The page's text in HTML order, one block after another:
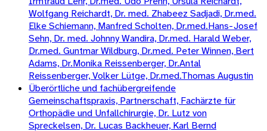
Wolfgang Reichardt, Dr. med. Zhabeez Sadjadi, Dr.med.
Elke Schiemann, Manfred Scholten, Dr.med.Hans-Josef
Sehn, Dr. med. Johnny Wandira, Dr.med. Harald Weber,
Dr.med. Guntmar Wildburg, Dr.med. Peter Winnen, Bert
Adams, Dr.Monika Reissenberger, Dr.Antal
Reissenberger, Volker Lütge, Dr.med.Thomas Augustin
Überörtliche und fachübergreifende
Gemeinschaftspraxis, Partnerschaft, Fachärzte für
Orthopädie und Unfallchirurgie, Dr. Lutz von
Spreckelsen, Dr. Lucas Backheuer, Karl Bernd